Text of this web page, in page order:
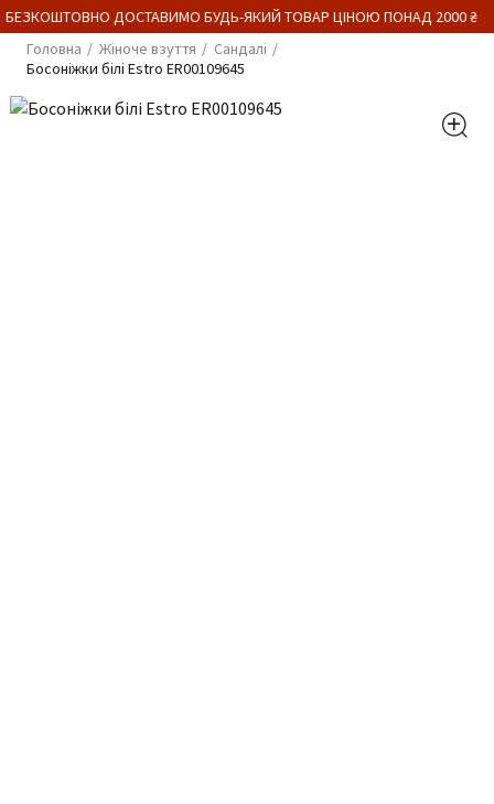
ДОСТАВИМО БУДЬ-ЯКИЙ ТОВАР ЦІНОЮ ПОНАД 2000 ₴
Головна
Жіноче взуття
Сандалі
Босоніжки білі Estro ER00109645